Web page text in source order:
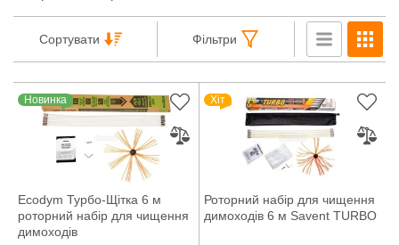
Сортувати Фільтри
Новинка
Ecodym Турбо-Щітка 6 м
роторний набір для чищення
димоходів
Хіт
Роторний набір для чищення
димоходів 6 м Savent TURBO